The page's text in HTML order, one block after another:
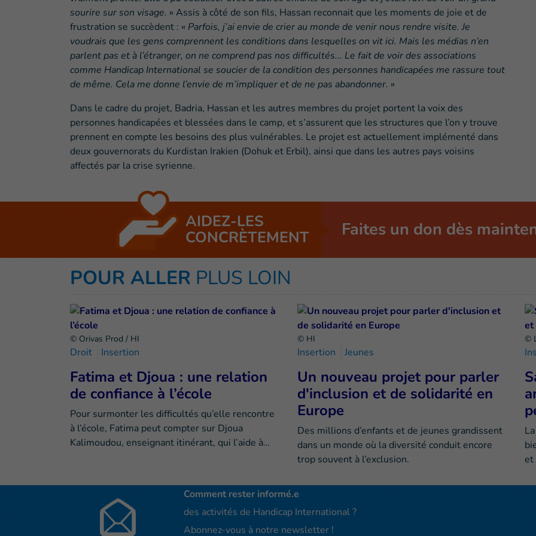
sourire sur son visage. » Assis à côté de son fils, Hassan reconnait que les moments de joie et de
frustration se succèdent : « Parfois, j’ai envie de crier au monde de venir nous rendre visite. Je
voudrais que les gens comprennent les conditions dans lesquelles on vit ici. Mais les médias n’en
parlent pas et à l’étranger, on ne comprend pas nos difficultés... Le fait de voir des associations
comme Handicap International se soucier de la condition des personnes handicapées me rassure tout
de même. Cela me donne l’envie de m’impliquer et de ne pas abandonner. »
Dans le cadre du projet, Badria, Hassan et les autres membres du projet portent la voix des
personnes handicapées et blessées dans le camp, et s’assurent que les structures que l’on y trouve
prennent en compte les besoins des plus vulnérables. Le projet est actuellement implémenté dans
deux gouvernorats du Kurdistan Irakien (Dohuk et Erbil), ainsi que dans les autres pays voisins
affectés par la crise syrienne.
AIDEZ-LES
CONCRÈTEMENT Faites un don dès
POUR ALLER PLUS LOIN
© Orivas Prod / HI
Droit Insertion
Fatima et Djoua : une relation
de confiance à l’école
Pour surmonter les difficultés qu’elle rencontre
à l’école, Fatima peut compter sur Djoua
Kalimoudou, enseignant itinérant, qui l’aide à…
© HI
Insertion Jeunes
Un nouveau projet pour parler
d'inclusion et de solidarité en
Europe
Des millions d’enfants et de jeunes grandissent
dans un monde où la diversité conduit encore
trop souvent à l’exclusion.
©
et
Comment rester informé.e
des activités de Handicap International ?
Abonnez-vous à notre newsletter !